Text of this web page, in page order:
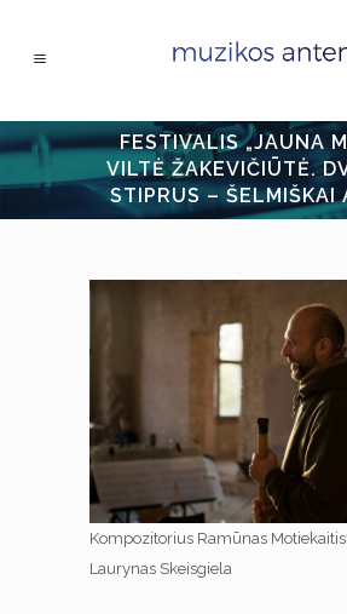
FESTIVALIS „JAUNA
VILTĖ ŽAKEVIČIŪTĖ.
STIPRUS – ŠELMIŠKAI
Kompozitorius Ramūnas
Laurynas Skeisgiela